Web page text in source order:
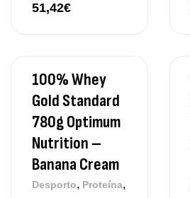
51,42€
100% Whey
Gold Standard
780g Optimum
Nutrition –
Banana Cream
Desporto, Proteína,